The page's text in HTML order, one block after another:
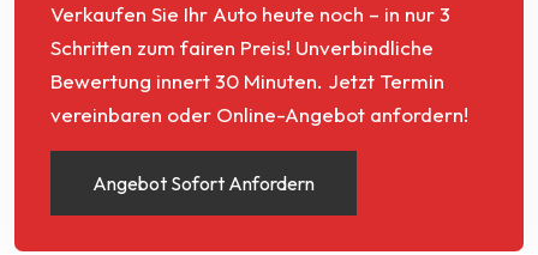
Verkaufen Sie Ihr Auto heute noch – in nur 3
Schritten zum fairen Preis! Unverbindliche
Bewertung innert 30 Minuten. Jetzt Termin
vereinbaren oder Online-Angebot anfordern!
Angebot Sofort Anfordern